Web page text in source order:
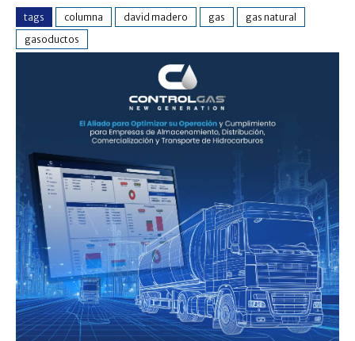
tags columna david madero gas
gas natural
gasoductos